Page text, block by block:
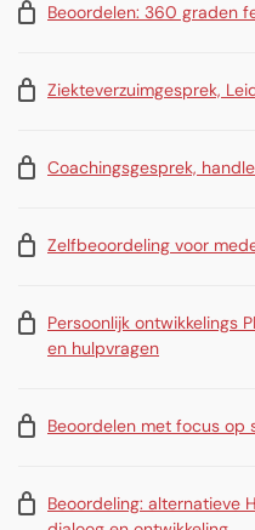
Beoordelen: 360 graden
Ziekteverzuimgesprek,
Coachingsgesprek,
Zelfbeoordeling voor
Persoonlijk ontwikkelings
en hulpvragen
Beoordelen met focus op
Beoordeling: alternatieve